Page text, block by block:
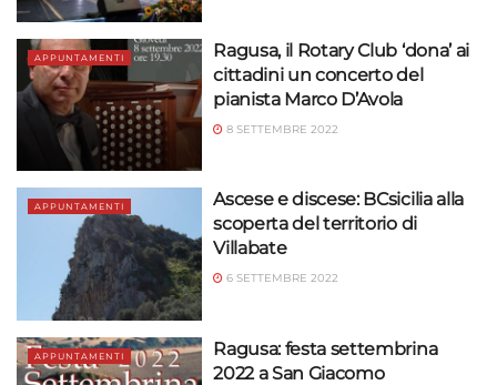
APPUNTAMENTI
Ragusa, il Rotary Club ‘dona’ ai
cittadini un concerto del
pianista Marco D’Avola
8 SETTEMBRE 2022
APPUNTAMENTI
Ascese e discese: BCsicilia alla
scoperta del territorio di
Villabate
6 SETTEMBRE 2022
APPUNTAMENTI
Ragusa: festa settembrina
2022 a San Giacomo